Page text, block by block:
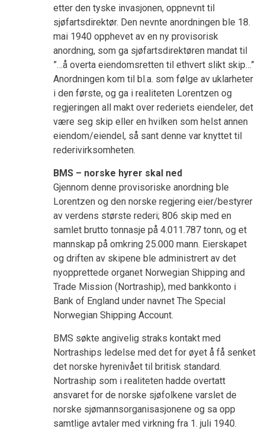
etter den tyske invasjonen, oppnevnt til
sjøfartsdirektør. Den nevnte anordningen ble 18.
mai 1940 opphevet av en ny provisorisk
anordning, som ga sjøfartsdirektøren mandat til
”…å overta eiendomsretten til ethvert slikt skip…”
Anordningen kom til bl.a. som følge av uklarheter
i den første, og ga i realiteten Lorentzen og
regjeringen all makt over rederiets eiendeler, det
være seg skip eller en hvilken som helst annen
eiendom/eiendel, så sant denne var knyttet til
rederivirksomheten.
BMS – norske hyrer skal ned
Gjennom denne provisoriske anordning ble
Lorentzen og den norske regjering eier/bestyrer
av verdens største rederi; 806 skip med en
samlet brutto tonnasje på 4.011.787 tonn, og et
mannskap på omkring 25.000 mann. Eierskapet
og driften av skipene ble administrert av det
nyopprettede organet Norwegian Shipping and
Trade Mission (Nortraship), med bankkonto i
Bank of England under navnet The Special
Norwegian Shipping Account.
BMS søkte angivelig straks kontakt med
Nortraships ledelse med det for øyet å få senket
det norske hyrenivået til britisk standard.
Nortraship som i realiteten hadde overtatt
ansvaret for de norske sjøfolkene varslet de
norske sjømannsorganisasjonene og sa opp
samtlige avtaler med virkning fra 1. juli 1940.